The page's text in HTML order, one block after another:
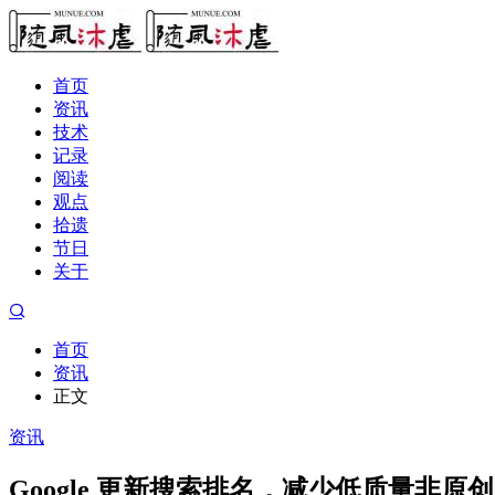
首页
资讯
技术
记录
阅读
观点
拾遗
节日
关于
首页
资讯
正文
资讯